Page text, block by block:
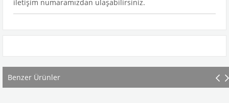
iletişim numaramızdan ulaşabilirsiniz.
Benzer Ürünler